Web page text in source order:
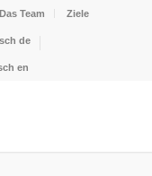
Das Team Ziele
de
en